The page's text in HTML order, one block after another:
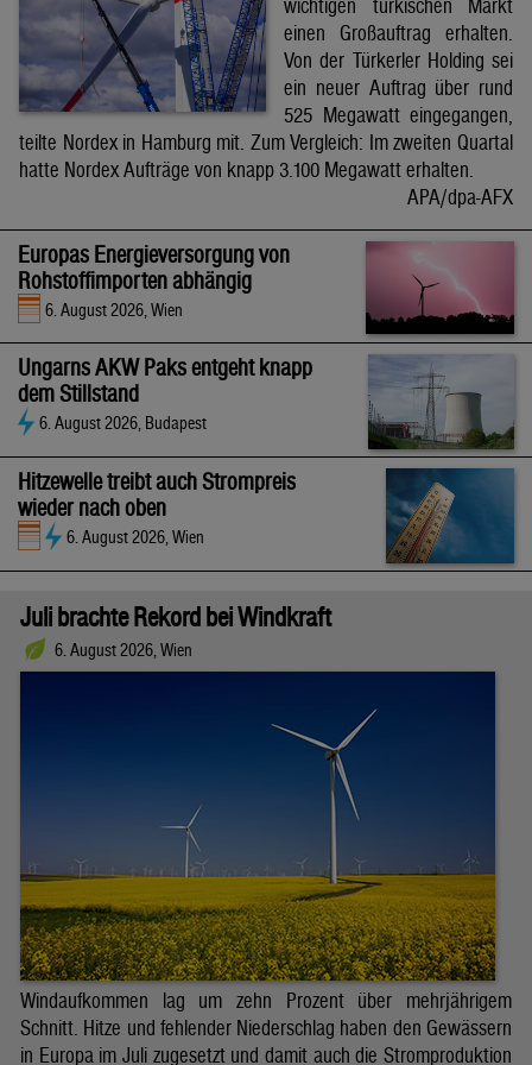
wichtigen türkischen Markt
einen Großauftrag erhalten.
Von der Türkerler Holding sei
ein neuer Auftrag über rund
525 Megawatt eingegangen,
teilte Nordex in Hamburg mit. Zum Vergleich: Im zweiten Quartal
hatte Nordex Aufträge von knapp 3.100 Megawatt erhalten.
APA/dpa-AFX
Europas Energieversorgung von
Rohstoffimporten abhängig
6. August 2026, Wien
Ungarns AKW Paks entgeht knapp
dem Stillstand
6. August 2026, Budapest
Hitzewelle treibt auch Strompreis
wieder nach oben
6. August 2026, Wien
Juli brachte Rekord bei Windkraft
6. August 2026, Wien
Windaufkommen lag um zehn Prozent über mehrjährigem
Schnitt. Hitze und fehlender Niederschlag haben den Gewässern
in Europa im Juli zugesetzt und damit auch die Stromproduktion